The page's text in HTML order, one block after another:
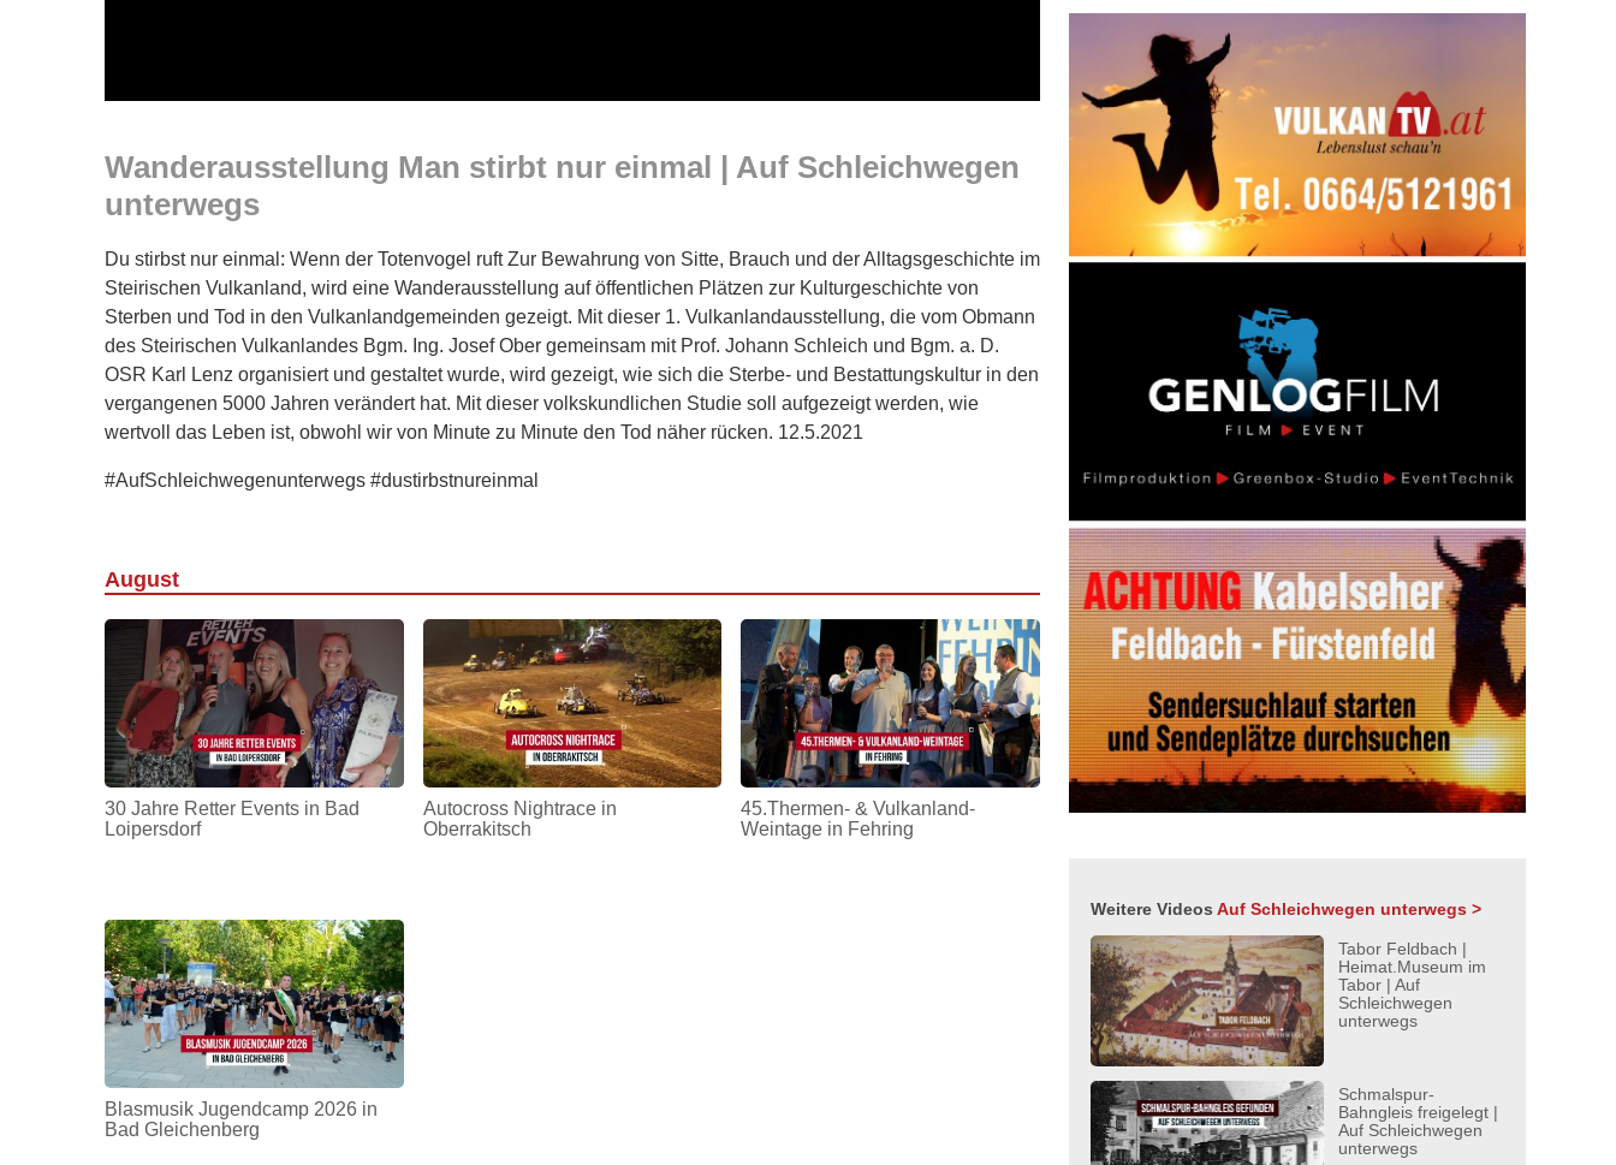
Wanderausstellung Man stirbt nur einmal | Auf Schleichwegen
unterwegs
Du stirbst nur einmal: Wenn der Totenvogel ruft Zur Bewahrung von Sitte, Brauch und der Alltagsgeschichte im
Steirischen Vulkanland, wird eine Wanderausstellung auf öffentlichen Plätzen zur Kulturgeschichte von
Sterben und Tod in den Vulkanlandgemeinden gezeigt. Mit dieser 1. Vulkanlandausstellung, die vom Obmann
des Steirischen Vulkanlandes Bgm. Ing. Josef Ober gemeinsam mit Prof. Johann Schleich und Bgm. a. D.
OSR Karl Lenz organisiert und gestaltet wurde, wird gezeigt, wie sich die Sterbe- und Bestattungskultur in den
vergangenen 5000 Jahren verändert hat. Mit dieser volkskundlichen Studie soll aufgezeigt werden, wie
wertvoll das Leben ist, obwohl wir von Minute zu Minute den Tod näher rücken. 12.5.2021
#AufSchleichwegenunterwegs #dustirbstnureinmal
August
30 Jahre Retter Events in Bad
Loipersdorf
Autocross Nightrace in
Oberrakitsch
45.Thermen- & Vulkanland-
Weintage in Fehring
Blasmusik Jugendcamp 2026 in
Bad Gleichenberg
Weitere Videos Auf Schleichwegen unterwegs >
Tabor Feldbach |
Heimat.Museum im
Tabor | Auf
Schleichwegen
unterwegs
Schmalspur-
Bahngleis freigelegt |
Auf Schleichwegen
unterwegs